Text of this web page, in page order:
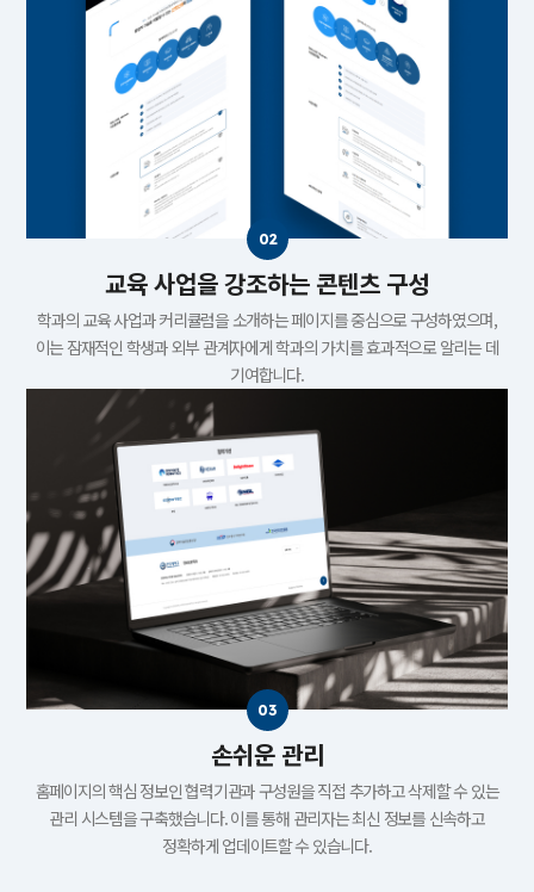
교육 사업을 강조하는 콘텐츠 구성
학과의 교육 사업과 커리큘럼을 소개하는 페이지를 중심으로 구성하였으며,
이는 잠재적인 학생과 외부 관계자에게 학과의 가치를 효과적으로 알리는 데
기여합니다.
손쉬운 관리
홈페이지의 핵심 정보인 협력기관과 구성원을 직접 추가하고 삭제할 수 있는
관리 시스템을 구축했습니다. 이를 통해 관리자는 최신 정보를 신속하고
정확하게 업데이트할 수 있습니다.